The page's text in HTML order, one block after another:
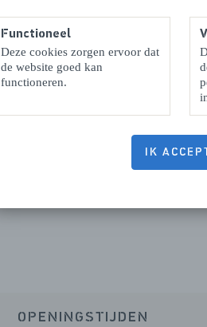
Functioneel
Deze cookies zorgen ervoor dat
de website goed kan
functioneren.
IK
OPENINGSTIJDEN